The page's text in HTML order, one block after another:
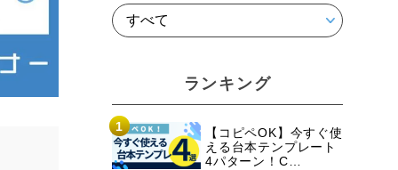
ランキング
1
【コピペOK】今すぐ使
える台本テンプレート
4パターン！C…